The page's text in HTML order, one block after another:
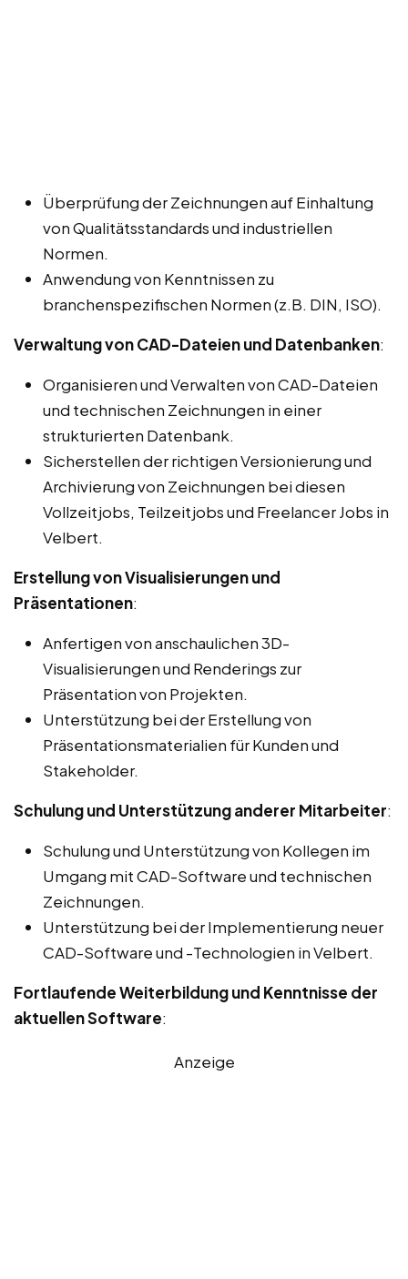
Überprüfung der Zeichnungen auf Einhaltung
von Qualitätsstandards und industriellen
Normen.
Anwendung von Kenntnissen zu
branchenspezifischen Normen (z.B. DIN, ISO).
Verwaltung von CAD-Dateien und Datenbanken:
Organisieren und Verwalten von CAD-Dateien
und technischen Zeichnungen in einer
strukturierten Datenbank.
Sicherstellen der richtigen Versionierung und
Archivierung von Zeichnungen bei diesen
Vollzeitjobs, Teilzeitjobs und Freelancer Jobs in
Velbert.
Erstellung von Visualisierungen und
Präsentationen:
Anfertigen von anschaulichen 3D-
Visualisierungen und Renderings zur
Präsentation von Projekten.
Unterstützung bei der Erstellung von
Präsentationsmaterialien für Kunden und
Stakeholder.
Schulung und Unterstützung anderer Mitarbeiter:
Schulung und Unterstützung von Kollegen im
Umgang mit CAD-Software und technischen
Zeichnungen.
Unterstützung bei der Implementierung neuer
CAD-Software und -Technologien in Velbert.
Fortlaufende Weiterbildung und Kenntnisse der
aktuellen Software:
Anzeige